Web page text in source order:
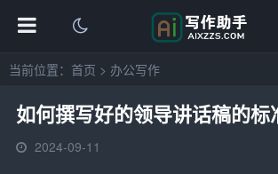
当前位置： 首页 > 办公写作
如何撰写好的领导讲话稿的标
2024-09-11